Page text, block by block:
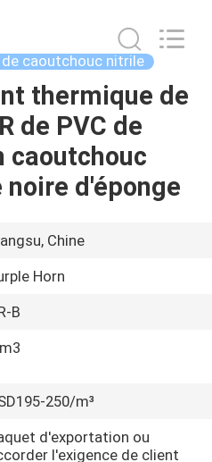
caoutchouc nitrile
thermique de
de PVC de
caoutchouc
d'éponge
Chine
Horn
B
250/m³
d'exportation ou
l'exigence de client